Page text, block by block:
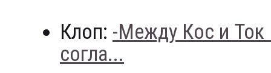
Клоп: -Между Кос и
согла...